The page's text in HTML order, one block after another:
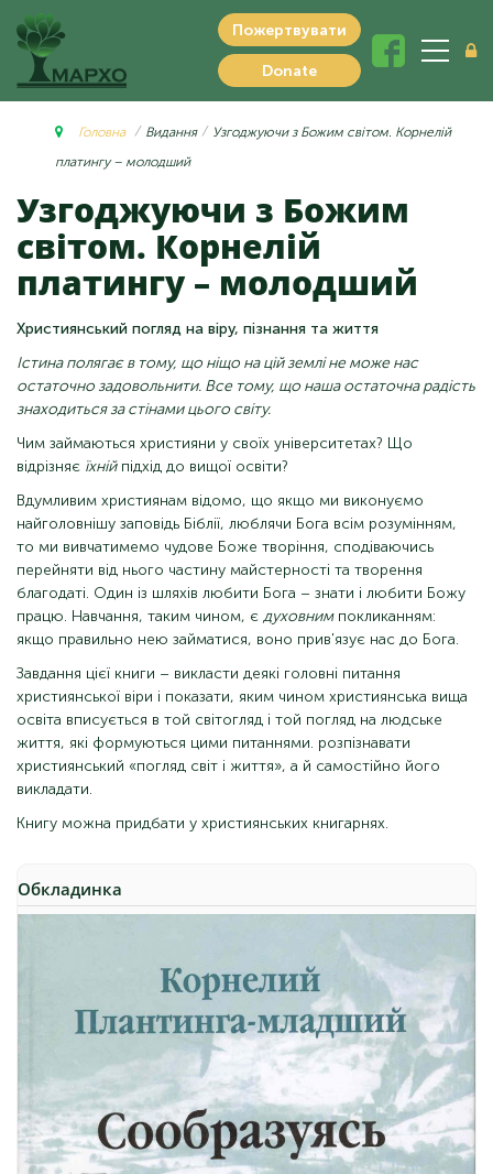
Пожертвувати
Donate
Головна Видання
Узгоджуючи з Божим світом. Корнелій
платингу – молодший
Узгоджуючи з Божим
світом. Корнелій
платингу – молодший
Християнський погляд на віру, пізнання та життя
Істина полягає в тому, що ніщо на цій землі не може нас
остаточно задовольнити. Все тому, що наша остаточна радість
знаходиться за стінами цього світу.
Чим займаються християни у своїх університетах? Що
відрізняє їхнійпідхід до вищої освіти?
Вдумливим християнам відомо, що якщо ми виконуємо
найголовнішу заповідь Біблії, люблячи Бога всім розумінням,
то ми вивчатимемо чудове Боже творіння, сподіваючись
перейняти від нього частину майстерності та творення
благодаті. Один із шляхів любити Бога – знати і любити Божу
працю. Навчання, таким чином, є духовнимпокликанням:
якщо правильно нею займатися, воно прив'язує нас до Бога.
Завдання цієї книги – викласти деякі головні питання
християнської віри і показати, яким чином християнська вища
освіта вписується в той світогляд і той погляд на людське
життя, які формуються цими питаннями. розпізнавати
християнський «погляд світ і життя», а й самостійно його
викладати.
Книгу можна придбати у християнських книгарнях.
Обкладинка